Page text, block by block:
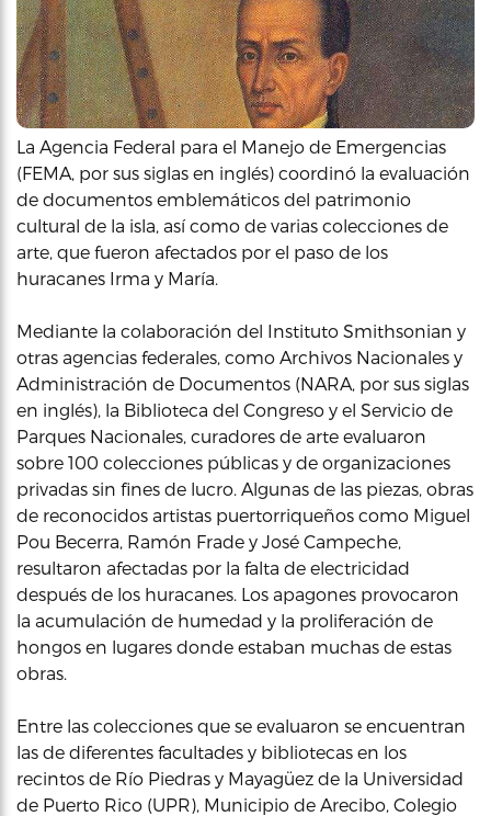
La Agencia Federal para el Manejo de Emergencias
(FEMA, por sus siglas en inglés) coordinó la evaluación
de documentos emblemáticos del patrimonio
cultural de la isla, así como de varias colecciones de
arte, que fueron afectados por el paso de los
huracanes Irma y María.
Mediante la colaboración del Instituto Smithsonian y
otras agencias federales, como Archivos Nacionales y
Administración de Documentos (NARA, por sus siglas
en inglés), la Biblioteca del Congreso y el Servicio de
Parques Nacionales, curadores de arte evaluaron
sobre 100 colecciones públicas y de organizaciones
privadas sin fines de lucro. Algunas de las piezas, obras
de reconocidos artistas puertorriqueños como Miguel
Pou Becerra, Ramón Frade y José Campeche,
resultaron afectadas por la falta de electricidad
después de los huracanes. Los apagones provocaron
la acumulación de humedad y la proliferación de
hongos en lugares donde estaban muchas de estas
obras.
Entre las colecciones que se evaluaron se encuentran
las de diferentes facultades y bibliotecas en los
recintos de Río Piedras y Mayagüez de la Universidad
de Puerto Rico (UPR), Municipio de Arecibo, Colegio